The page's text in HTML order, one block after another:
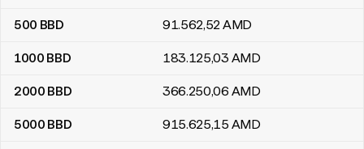
500 BBD 91.562,52AMD
1000 BBD 183.125,03 AMD
2000 BBD 366.250,06 AMD
5000 BBD 915.625,15 AMD